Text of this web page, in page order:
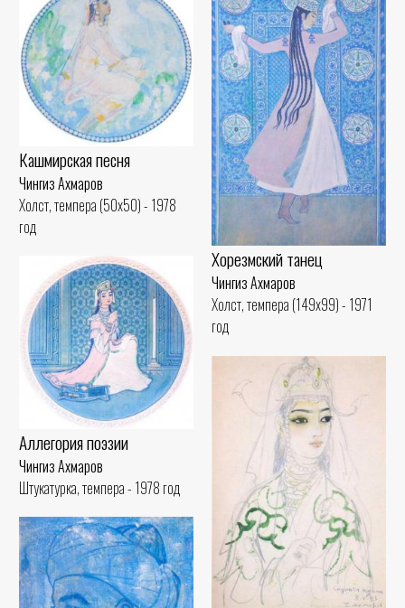
Кашмирская песня
Чингиз Ахмаров
Холст, темпера (50x50) - 1978
год
Хорезмский танец
Чингиз Ахмаров
Холст, темпера (149x99) - 1971
год
Аллегория поэзии
Чингиз Ахмаров
Штукатурка, темпера - 1978 год